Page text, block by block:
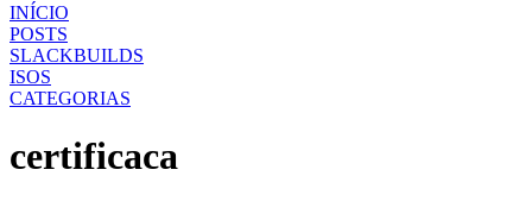
INÍCIO
POSTS
SLACKBUILDS
ISOS
CATEGORIAS
certificaca